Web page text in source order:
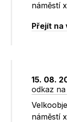
náměstí
Přejít na
15. 08.
odkaz
náměstí